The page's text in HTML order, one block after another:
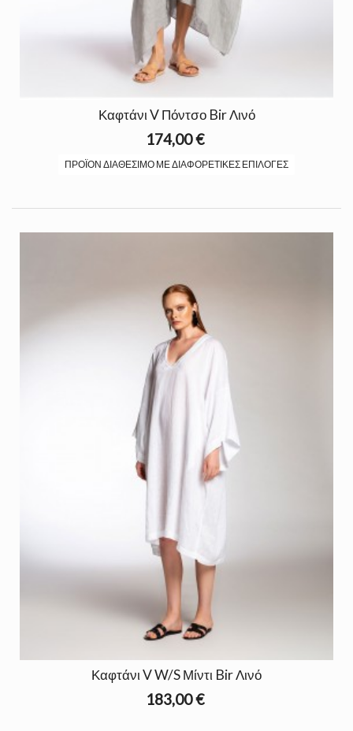
Καφτάνι V Πόντσο Bir Λινό
174,00 €
ΠΡΟΪΌΝ ΔΙΑΘΈΣΙΜΟ ΜΕ ΔΙΑΦΟΡΕΤΙΚΈΣ ΕΠΙΛΟΓΈΣ
Καφτάνι V W/S Μίντι Bir Λινό
183,00 €